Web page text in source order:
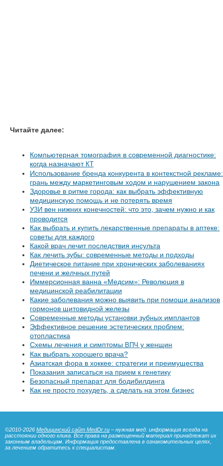
Читайте далее:
Компьютерная томография в современной диагностике:
когда назначают КТ
Использование бренда конкурента в контекстной рекламе:
грань между маркетинговым ходом и нарушением закона
Здоровье в ритме города: как выбрать эффективную
медицинскую помощь и не потерять время
УЗИ вен нижних конечностей: что это, зачем нужно и как
проводится
Как выбрать и купить лекарственные препараты в аптеке:
советы для каждого
Какой врач лечит последствия инсульта
Как лечить зубы: современные методы и подходы
Диетическое питание при хронических заболеваниях
печени и желчных путей
Иммерсионная ванна «Медсим»: Революция в
медицинской реабилитации
Какие заболевания можно выявить при помощи анализов
гормонов щитовидной железы
Современные методы установки зубных имплантов
Эффективное решение эстетических проблем:
отопластика
Схемы лечения и симптомы ВПЧ у женщин
Как выбрать хорошего врача?
Азиатская фора в хоккее: стратегии и преимущества
Показания записаться на прием к генетику
Безопасный препарат для бодибилдинга
Как не просто похудеть, а сделать на этом бизнес
©2010-2026 Медицинский сайт MedDr.ru – нужная мед. информация всегда на
расстоянии одного клика. Все права на размещенный материал принадлежат их
законным владельцам. Информация предоставлена в ознакомительных целях,
за лечением обратитесь к специалистам.